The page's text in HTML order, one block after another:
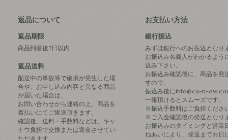
返品について
返品期限
商品到着後7日以内
返品送料
配送中の事故等で破損が発生した場
合や、お申し込み内容と異なる商品
が届いた場合は、
お問い合わせから連絡の上、商品を
着払いにてご返送頂きます。
確認後、送料・手数料などは、キャ
ナウ負担で交換または返金させてい
ただきます
お支払い方法
銀行振込
みずほ銀行へのお振込となり
お振込み名義人がわかるよう
込み下さい。
お振込み確認後に、商品を発
すので、
振込み後にinfo@ca-n-
一報頂けるとスムーズです。
※振込手数料はご負担くださ
※ご入金確認後の発送となり
お振込みのタイミングと営業
ねあいにより、発送までお日